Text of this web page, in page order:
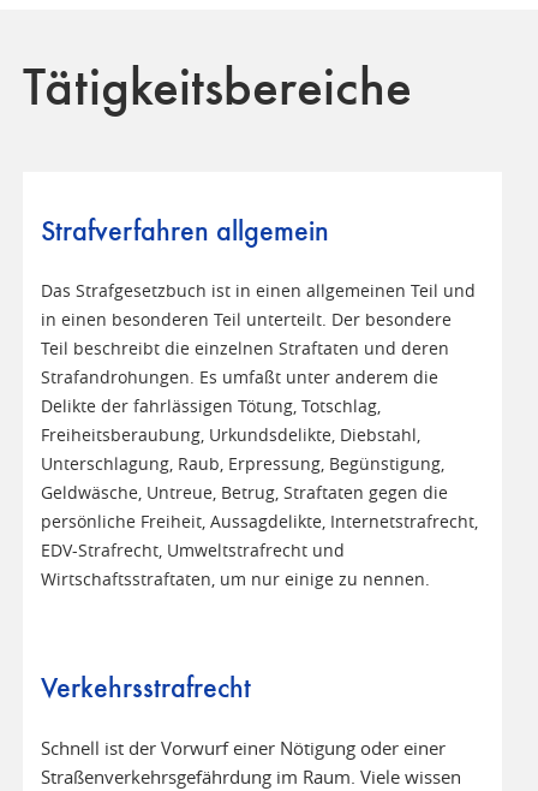
Tätigkeitsbereiche
Strafverfahren allgemein
Das Strafgesetzbuch ist in einen allgemeinen Teil und
in einen besonderen Teil unterteilt. Der besondere
Teil beschreibt die einzelnen Straftaten und deren
Strafandrohungen. Es umfaßt unter anderem die
Delikte der fahrlässigen Tötung, Totschlag,
Freiheitsberaubung, Urkundsdelikte, Diebstahl,
Unterschlagung, Raub, Erpressung, Begünstigung,
Geldwäsche, Untreue, Betrug, Straftaten gegen die
persönliche Freiheit, Aussagdelikte, Internetstrafrecht,
EDV-Strafrecht, Umweltstrafrecht und
Wirtschaftsstraftaten, um nur einige zu nennen.
Verkehrsstrafrecht
Schnell ist der Vorwurf einer Nötigung oder einer
Straßenverkehrsgefährdung im Raum. Viele wissen